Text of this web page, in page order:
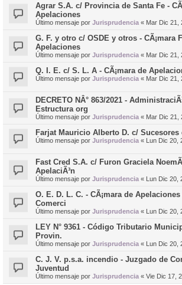
Agrar S.A. c/ Provincia de Santa Fe -
Apelaciones
Último mensaje por Jurisprudencia « Mar Dic 21,
G. F. y otro c/ OSDE y otros - CÃ¡mara
Apelaciones
Último mensaje por Jurisprudencia « Mar Dic 21,
Q. I. E. c/ S. L. A - CÃ¡mara de
Último mensaje por Jurisprudencia « Mar Dic 21,
DECRETO NÂ° 863/2021 -
Estructura org
Último mensaje por Jurisprudencia « Mar Dic 21,
Farjat Mauricio Alberto D. c/
Último mensaje por Jurisprudencia « Lun Dic 20,
Fast Cred S.A. c/ Furon Graciela
ApelaciÃ³n
Último mensaje por Jurisprudencia « Lun Dic 20,
O. E. D. L. C. - CÃ¡mara de
Comerci
Último mensaje por Jurisprudencia « Lun Dic 20,
LEY N° 9361 - Código Tributario
Provin.
Último mensaje por Jurisprudencia « Lun Dic 20,
C. J. V. p.s.a. incendio - Juzgado de
Juventud
Último mensaje por Jurisprudencia « Vie Dic 17,